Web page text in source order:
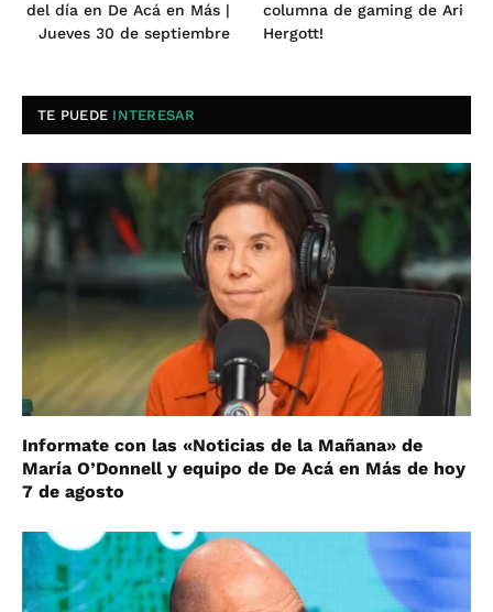
del día en De Acá en Más |
Jueves 30 de septiembre
columna de gaming de Ari
Hergott!
TE PUEDE INTERESAR
Informate con las «Noticias de la Mañana» de
María O’Donnell y equipo de De Acá en Más de hoy
7 de agosto